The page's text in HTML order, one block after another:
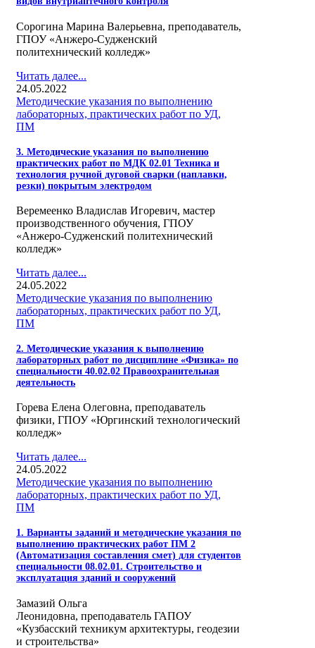
Сорогина Марина Валерьевна, преподаватель,
ГПОУ «Анжеро-Судженский
политехнический колледж»
Читать далее...
24.05.2022
Методические указания по выполнению
лабораторных, практических работ по УД,
ПМ
3. Методические указания по выполнению
практических работ по МДК 02.01 Техника и
технология ручной дуговой сварки (наплавки,
резки) покрытым электродом
Веремеенко Владислав Игоревич, мастер
производственного обучения, ГПОУ
«Анжеро-Судженский политехнический
колледж»
Читать далее...
24.05.2022
Методические указания по выполнению
лабораторных, практических работ по УД,
ПМ
2. Методические указания к выполнению
лабораторных работ по дисциплине «Физика» по
специальности 40.02.02 Правоохранительная
деятельность
Горева Елена Олеговна, преподаватель
физики, ГПОУ «Юргинский технологический
колледж»
Читать далее...
24.05.2022
Методические указания по выполнению
лабораторных, практических работ по УД,
ПМ
1. Варианты заданий и методические указания по
выполнению практических работ ПМ 2
(Автоматизация составления смет) для студентов
специальности 08.02.01. Строительство и
эксплуатация зданий и сооружений
Замазий Ольга
Леонидовна, преподаватель ГАПОУ
«Кузбасский техникум архитектуры, геодезии
и строительства»